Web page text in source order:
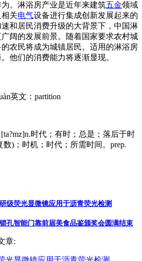
。淋浴房产业是近年来建筑五金领域
关电气设备进行集成创新发展起来的
和居民消费升级的大背景下，中国淋
阔的发展前景。随着国家要求农村城
农民将成为城镇居民。适用的淋浴房
他们的消费能力将逐渐显现。
英文：partition
时代；有时；总是；落后于时
数)；时机；时代；所需时间。prep.
级荧光显微镜应用于沥青荧光检测
孔智能门靠前届美食品鉴颁奖会圆满结束
章: